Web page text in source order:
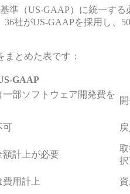
準（US-GAAP）に統一す
社がUS-GAAPを採用し、
まとめた表です：
GAAP
部ソフトウェア開発費を
可
額計上が必要
用計上